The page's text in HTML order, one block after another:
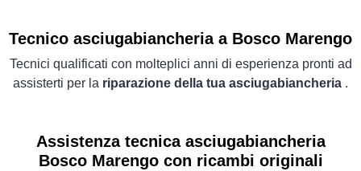
Tecnico asciugabiancheria a Bosco Marengo
Tecnici qualificati con molteplici anni di esperienza pronti ad
assisterti per la riparazione della tua asciugabiancheria .
Assistenza tecnica asciugabiancheria
Bosco Marengo con ricambi originali